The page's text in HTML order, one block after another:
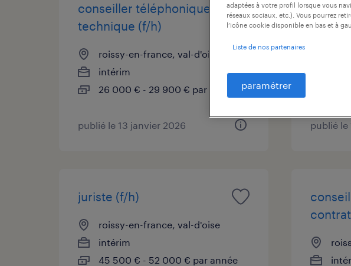
conseiller téléphonique
technique (f/h)
roissy-en-france, val-d'oise
intérim
26 000 € - 29 900 € par année
publié le 13 janvier 2026
27
publié le
juriste (f/h)
roissy-en-france, val-d'oise
intérim
45 500 € - 52 000 € par année
adaptées à votre profil lorsque vous
réseaux sociaux, etc.). Vous pourrez
l’icône cookie disponible en bas et à
Liste de nos partenaires
paramétrer